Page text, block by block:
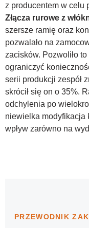
z producentem w celu
Złącza rurowe z
szersze ramię oraz
pozwalało na
zacisków. Pozwoliło
ograniczyć
serii produkcji zespół
skrócił się on o 35%.
odchylenia po
niewielka modyfikacja
wpływ zarówno na
PRZEWODNIK